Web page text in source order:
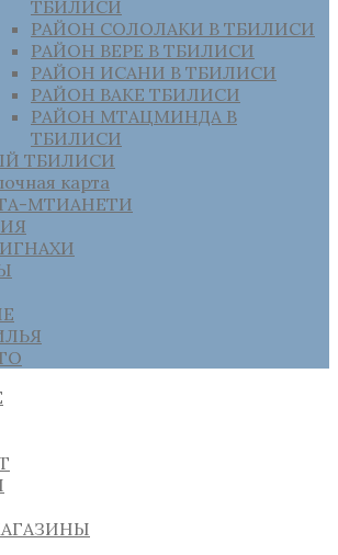
ТБИЛИСИ
РАЙОН СОЛОЛАКИ В ТБИЛИСИ
РАЙОН ВЕРЕ В ТБИЛИСИ
РАЙОН ИСАНИ В ТБИЛИСИ
РАЙОН ВАКЕ ТБИЛИСИ
РАЙОН МТАЦМИНДА В
ТБИЛИСИ
ТБИЛИСИ
карта
МТИАНЕТИ